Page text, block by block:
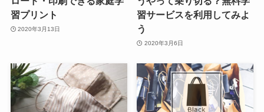
習プリント
2020年3月13日
習サービスを利用してみよ
う
2020年3月6日